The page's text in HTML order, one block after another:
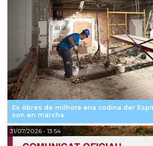
Es òbres de milhora ena codina der
son en marcha
31/07/2026- 13:54